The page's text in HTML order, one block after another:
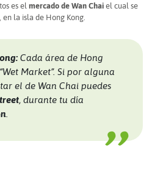
es el mercado de Wan Chai el cual se
la isla de Hong Kong.
Cada área de Hong
Market”. Si por alguna
el de Wan Chai puedes
, durante tu día